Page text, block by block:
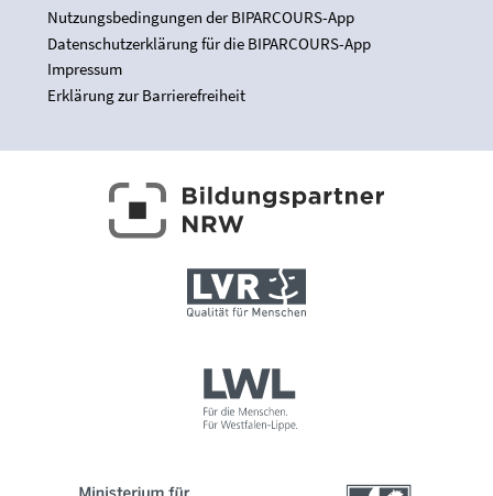
Nutzungsbedingungen der BIPARCOURS-App
Datenschutzerklärung für die BIPARCOURS-App
Impressum
Erklärung zur Barrierefreiheit